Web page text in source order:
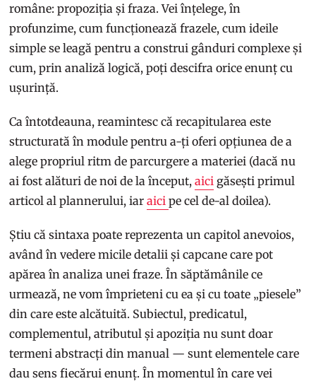
române: propoziția și fraza. Vei înțelege, în
profunzime, cum funcționează frazele, cum ideile
simple se leagă pentru a construi gânduri complexe și
cum, prin analiză logică, poți descifra orice enunț cu
ușurință.
Ca întotdeauna, reamintesc că recapitularea este
structurată în module pentru a-ți oferi opțiunea de a
alege propriul ritm de parcurgere a materiei (dacă nu
ai fost alături de noi de la început,aici găsești primul
articol al plannerului, iaraicipe cel de-al doilea).
Știu că sintaxa poate reprezenta un capitol anevoios,
având în vedere micile detalii și capcane care pot
apărea în analiza unei fraze. În săptămânile ce
urmează, ne vom împrieteni cu ea și cu toate „piesele”
din care este alcătuită. Subiectul, predicatul,
complementul, atributul și apoziția nu sunt doar
termeni abstracți din manual — sunt elementele care
dau sens fiecărui enunț. În momentul în care vei